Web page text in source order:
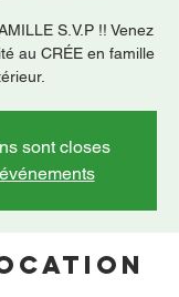
S.V.P !! Venez
au CRÉE en famille
sont closes